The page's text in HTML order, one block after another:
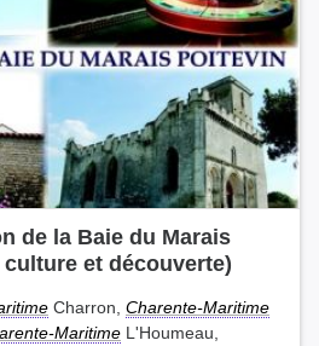
de la Baie du Marais
et découverte)
Charron, Charente-Maritime
Maritime L'Houmeau,